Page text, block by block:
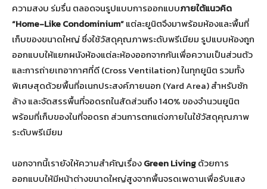
ความสงบ ร่มรื่น ตลอดจนรูปแบบการออกแบบภายใต้แนวคิด
“Home-Like Condominium”แต่ละยูนิตจึงมาพร้อมห้องและพื้นที่
เก็บของขนาดใหญ่ ซึ่งใช้วัสดุคุณภาพระดับพรีเมียม รูปแบบห้องถูก
ออกแบบให้แยกผนังห้องแต่ละห้องออกจากกันเพื่อความเป็นส่วนตัว
และการถ่ายเทอากาศที่ดี (Cross Ventilation) ในทุกยูนิต รวมทั้ง
พิเศษสุดด้วยพื้นที่อเนกประสงค์ภายนอก (Yard Area) สำหรับซัก
ล้าง และจัดสรรพื้นที่จอดรถในสัดส่วนถึง 140% ของจำนวนยูนิต
พร้อมที่เก็บของในที่จอดรถ ส่วนการตกแต่งภายในใช้วัสดุคุณภาพ
ระดับพรีเมียม
นอกจากนี้เรายังให้ความสำคัญเรื่องGreen Livingด้วยการ
ออกแบบให้มีหน้าต่างขนาดใหญ่สูงจากพื้นจรดเพดานเพื่อรับแสง